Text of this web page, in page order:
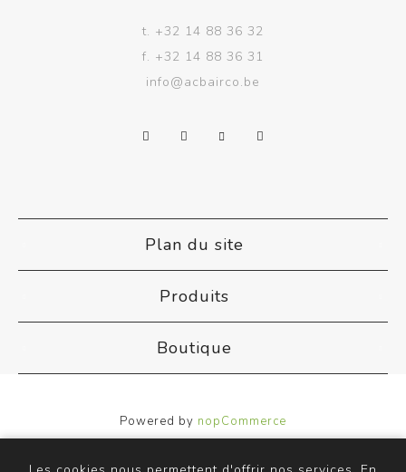
t. +32 14 88 36 32
f. +32 14 88 36 31
info@acbairco.be
Plan du site
Produits
Boutique
Powered by nopCommerce
Designed byNop-Templates.com
Copyright © 2026 ACB Airco. Tous droits réservés.